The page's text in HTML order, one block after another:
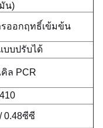
น)
รออกฤทธิ์เข้มข้น
บบปรับได้
คิล PCR
0.48ซีซี